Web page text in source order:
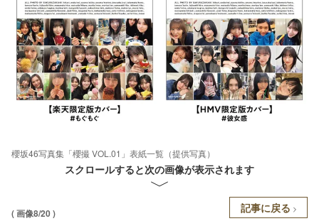
櫻坂46写真集「櫻撮 VOL.01」表紙一覧（提供写真）
スクロールすると次の画像が表示されます
( 画像8/20 ) 記事に戻る